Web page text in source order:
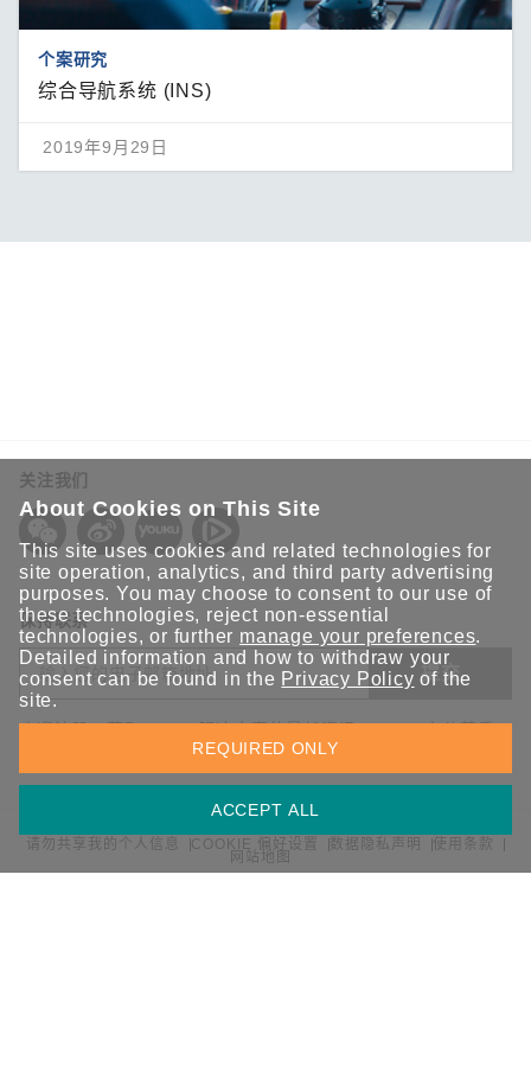
个案研究
综合导航系统 (INS)
2019年9月29日
关注我们
保持联系
提交
欢迎注册，获取 Moxa 解决方案的最新资讯。Moxa 充分尊重
您的隐私，绝不会透露您的邮箱信息。
请勿共享我的个人信息 COOKIE 偏好设置 数据隐私声明 使用条款
网站地图
About Cookies on This Site
This site uses cookies and related technologies for
site operation, analytics, and third party advertising
purposes. You may choose to consent to our use of
these technologies, reject non-essential
technologies, or further manage your preferences.
Detailed information and how to withdraw your
consent can be found in the Privacy Policy of the
site.
ACCEPT ALL
REQUIRED ONLY